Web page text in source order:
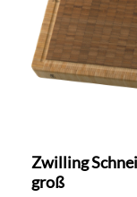
Zwilling
groß